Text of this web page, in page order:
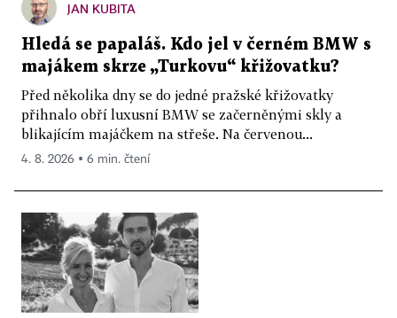
JAN KUBITA
Hledá se papaláš. Kdo jel v černém BMW s
majákem skrze „Turkovu“ křižovatku?
Před několika dny se do jedné pražské křižovatky
přihnalo obří luxusní BMW se začerněnými skly a
blikajícím majáčkem na střeše. Na červenou...
4. 8. 2026 ▪ 6 min. čtení